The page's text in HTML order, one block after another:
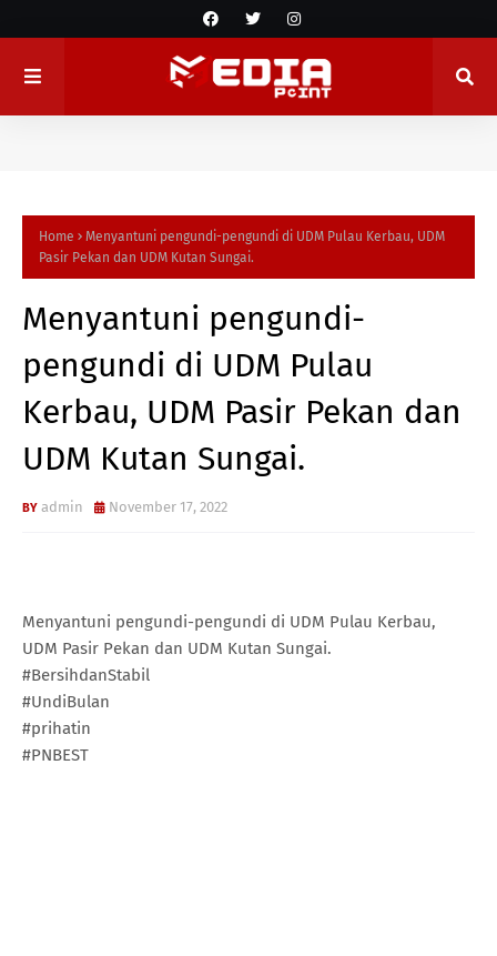
Home
Menyantuni pengundi-pengundi di UDM Pulau Kerbau, UDM
Pasir Pekan dan UDM Kutan Sungai.
Menyantuni pengundi-
pengundi di UDM Pulau
Kerbau, UDM Pasir Pekan dan
UDM Kutan Sungai.
admin November 17, 2022
Menyantuni pengundi-pengundi di UDM Pulau Kerbau,
UDM Pasir Pekan dan UDM Kutan Sungai.
#BersihdanStabil
#UndiBulan
#prihatin
#PNBEST